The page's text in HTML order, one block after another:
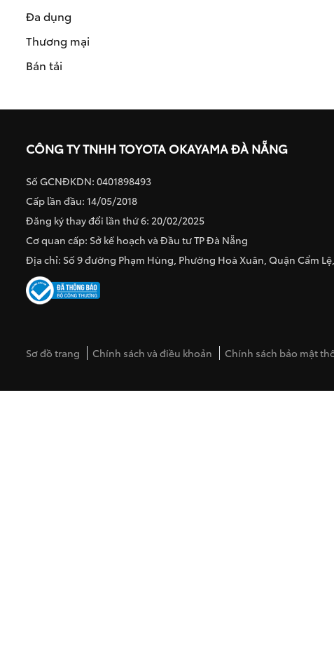
Đa dụng
Thương mại
Bán tải
CÔNG TY TNHH TOYOTA OKAYAMA ĐÀ NẴNG
Số GCNĐKDN: 0401898493
Cấp lần đầu: 14/05/2018
Đăng ký thay đổi lần thứ 6: 20/02/2025
Cơ quan cấp: Sở kế hoạch và Đầu tư TP Đà Nẵng
Địa chỉ: Số 9 đường Phạm Hùng, Phường Hoà Xuân, Quận Cẩm
Sơ đồ trang Chính sách và điều khoản Chính sách bảo mật